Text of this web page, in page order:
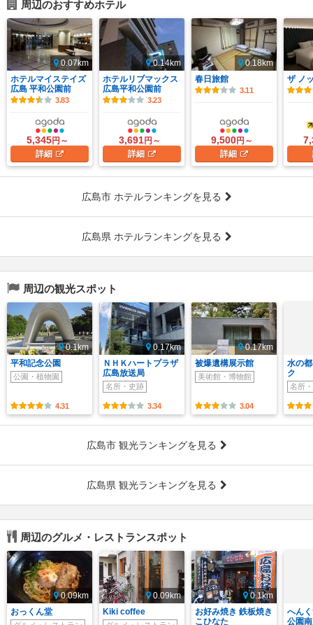
周辺のおすすめホテル
0.07km
ホテルマイステイズ
広島 平和公園前
3.83
5,345円～
詳細
0.14km
ホテルリブマックス
広島平和公園前
3.23
3,691円～
詳細
0.18km
春日旅館
3.11
9,500円～
詳細
ザ ノ
広島市 ホテルランキングを見る
広島県 ホテルランキングを見る
周辺の観光スポット
0.1km
平和記念公園
公園・植物園
4.31
0.17km
ＮＨＫハートプラザ
広島放送局
名所・史跡
3.34
0.17km
被爆遺構展示館
美術館・博物館
3.04
水の
ク
名所
広島市 観光ランキングを見る
広島県 観光ランキングを見る
周辺のグルメ・レストランスポット
0.09km
おっくん堂
0.09km
Kiki coffee
0.1km
お好み焼き 鉄板焼き
こひなた
へん
公園